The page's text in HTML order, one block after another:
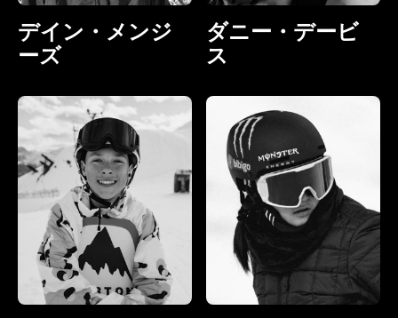
デイン・メンジ
ーズ
ダニー・デービ
ス